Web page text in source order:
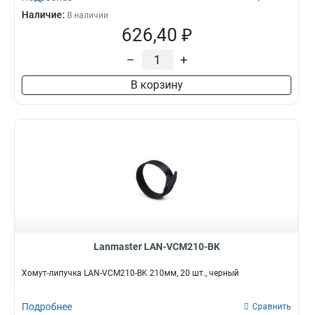
Наличие: В наличии
626,40 ₽
– +
В корзину
Lanmaster LAN-VCM210-BK
Хомут-липучка LAN-VCM210-BK 210мм, 20 шт., черный
Подробнее Сравнить